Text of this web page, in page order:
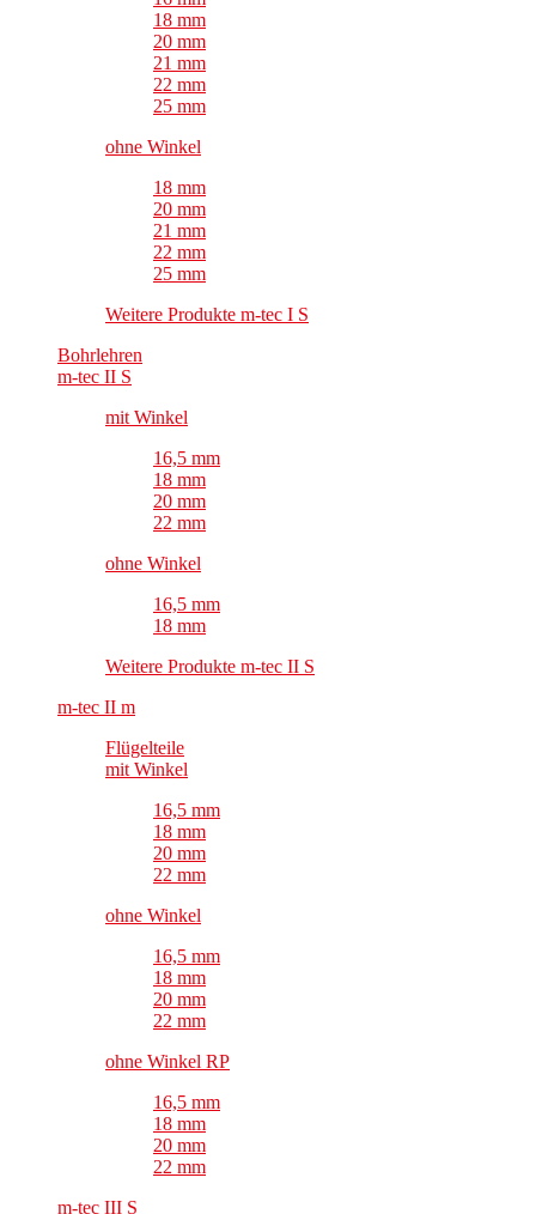
18 mm
20 mm
21 mm
22 mm
25 mm
ohne Winkel
18 mm
20 mm
21 mm
22 mm
25 mm
Weitere Produkte m-tec I S
Bohrlehren
m-tec II S
mit Winkel
16,5 mm
18 mm
20 mm
22 mm
ohne Winkel
16,5 mm
18 mm
Weitere Produkte m-tec II S
m-tec II m
Flügelteile
mit Winkel
16,5 mm
18 mm
20 mm
22 mm
ohne Winkel
16,5 mm
18 mm
20 mm
22 mm
ohne Winkel RP
16,5 mm
18 mm
20 mm
22 mm
m-tec III S